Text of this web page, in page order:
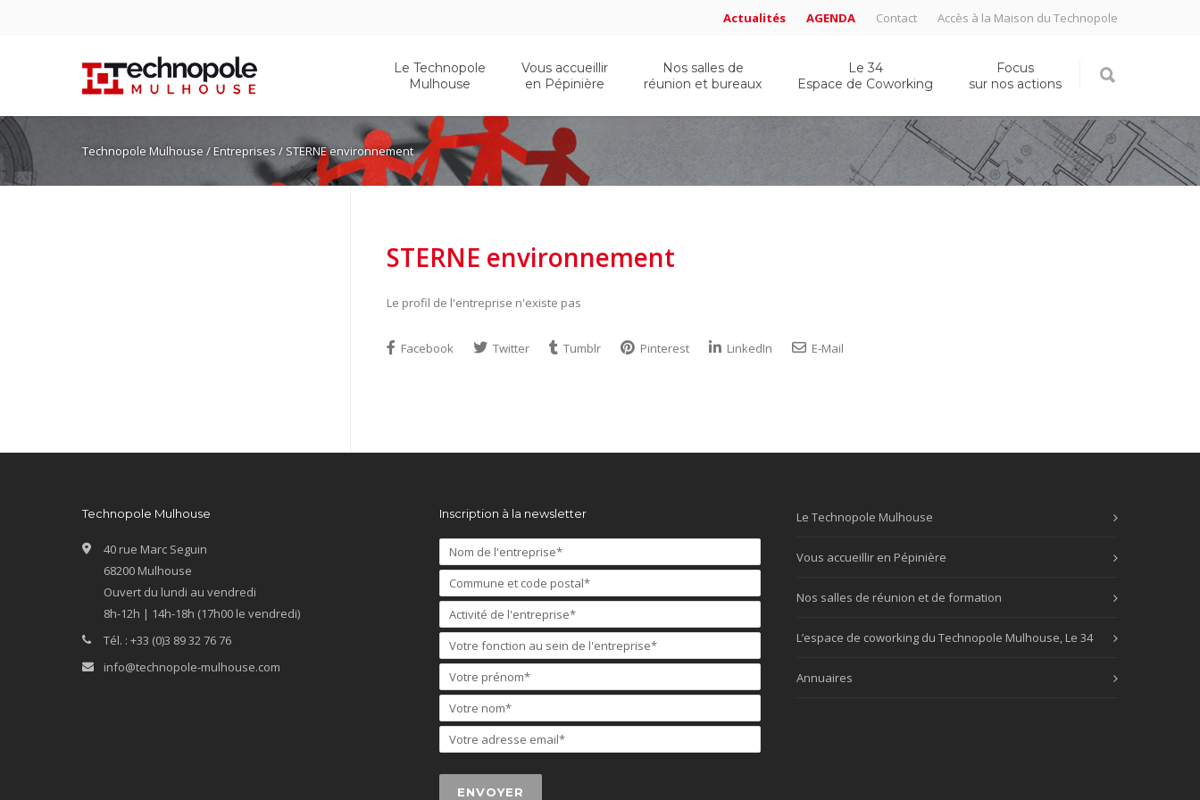
Actualités AGENDA Contact Accès à la Maison du Technopole
Le Technopole
Mulhouse
Vous accueillir
en Pépinière
Nos salles de
réunion et bureaux
Le 34
Espace de Coworking
Focus
sur nos actions
Technopole Mulhouse / Entreprises / STERNE environnement
STERNE environnement
Le profil de l'entreprise n'existe pas
Facebook Twitter Tumblr Pinterest LinkedIn E-Mail
Technopole Mulhouse
40 rue Marc Seguin
68200 Mulhouse
Ouvert du lundi au vendredi
8h-12h | 14h-18h (17h00 le vendredi)
Tél. : +33 (0)3 89 32 76 76
info@technopole-mulhouse.com
Inscription à la newsletter Le Technopole Mulhouse
Vous accueillir en Pépinière
Nos salles de réunion et de formation
L’espace de coworking du Technopole Mulhouse, Le 34
Annuaires